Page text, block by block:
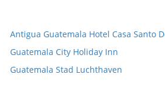
Antigua Guatemala Hotel Casa Santo
Guatemala City Holiday Inn
Guatemala Stad Luchthaven